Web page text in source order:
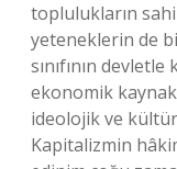
toplulukların
yeteneklerin de
sınıfının
ekonomik
ideolojik ve
Kapitalizmin